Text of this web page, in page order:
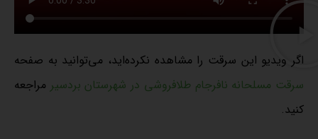
اگر ویدیو این سرقت را مشاهده نکرده‌اید، می‌توانید به صفحه
سرقت مسلحانه نافرجام طلافروشی در شهرستان بردسیر مراجعه
کنید.